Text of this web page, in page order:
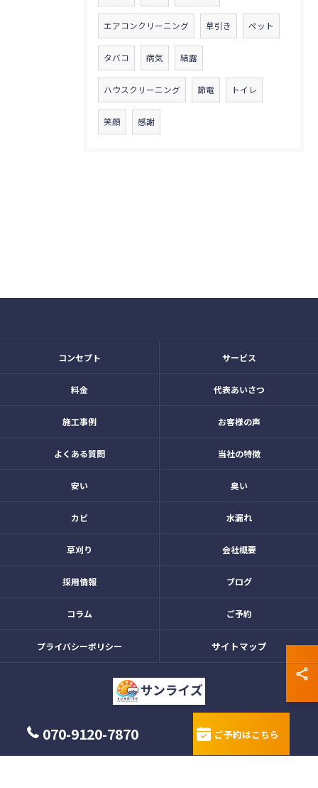
エアコンクリーニング 草引き ペット
タバコ 病気 結露
ハウスクリーニング 節電 トイレ
笑顔 感謝
070-9120-7870 ご予約はこちら
コンセプト サービス
料金 代表あいさつ
施工事例 お客様の声
よくある質問 当社の特徴
安い 臭い
カビ 水漏れ
草刈り 会社概要
採用情報 ブログ
コラム ご予約
プライバシーポリシー サイトマップ
© 2026 愛知県名古屋市のエアコンクリーニングならサンライズ ALL RIGHTS
RESERVED.